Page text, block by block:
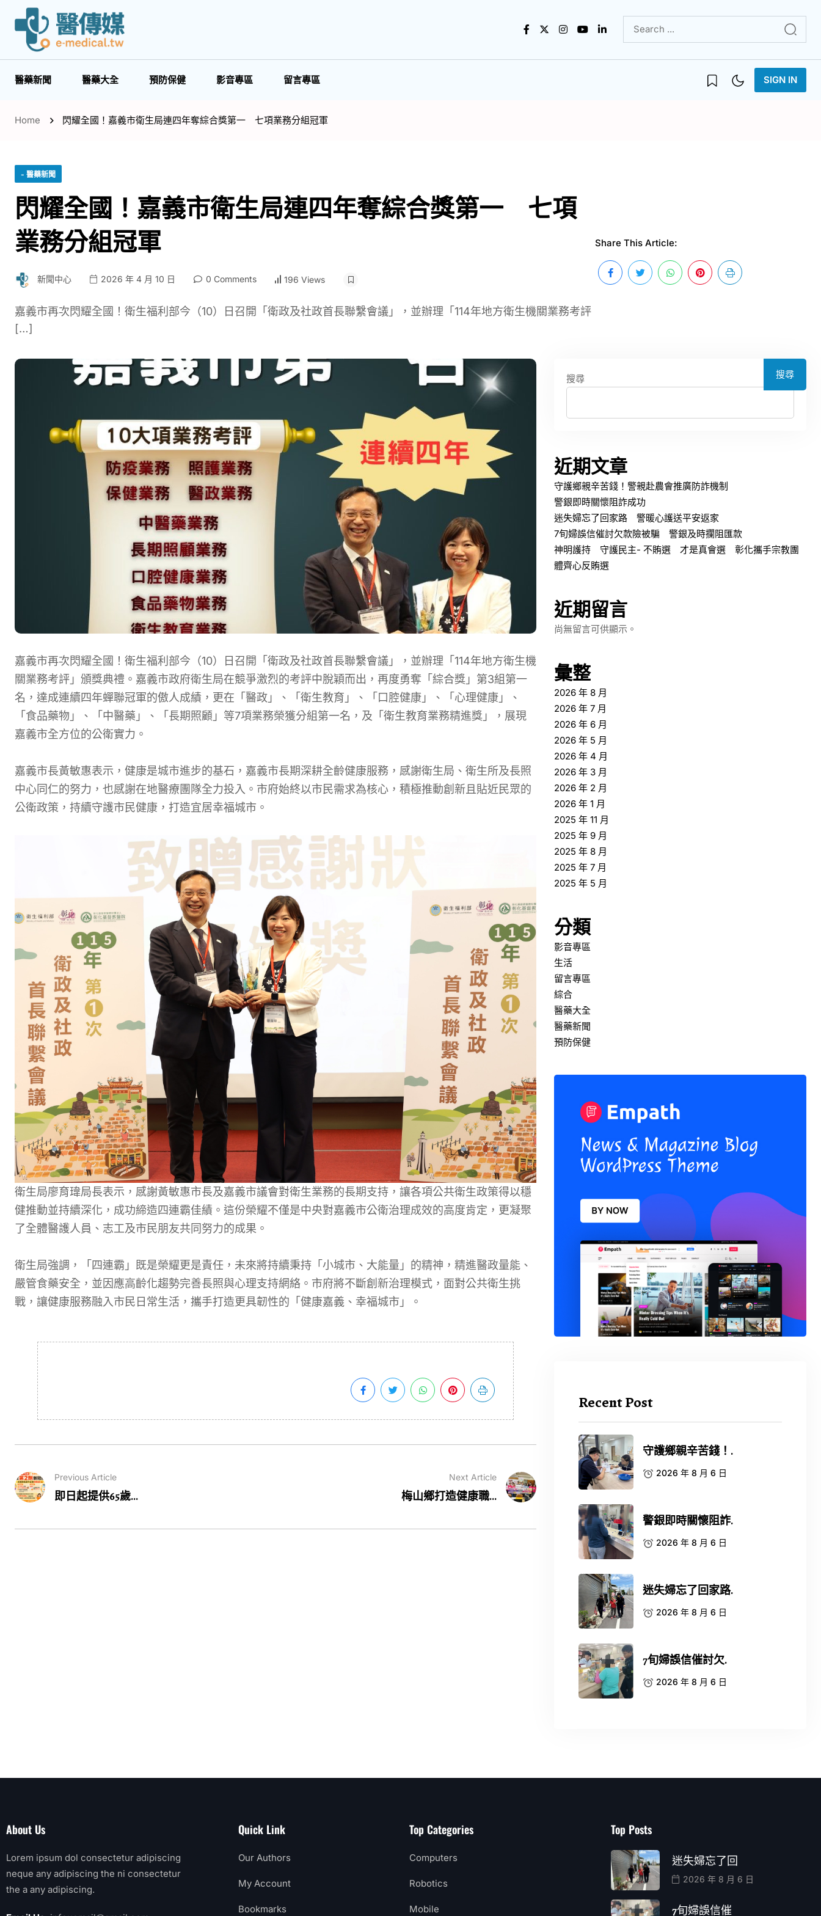
醫藥新聞 醫藥大全 預防保健 影音專區 留言專區 SIGN IN
Home 閃耀全國！嘉義市衛生局連四年奪綜合獎第一 七項業務分組冠軍
- 醫藥新聞
閃耀全國！嘉義市衛生局連四年奪綜合獎第一 七項
業務分組冠軍
新聞中心 2026 年 4 月 10 日 0 Comments 196 Views
嘉義市再次閃耀全國！衛生福利部今（10）日召開「衛政及社政首長聯繫會議」，並辦理「114年地方衛生機關業務考評
[…]
Share This Article:
嘉義市再次閃耀全國！衛生福利部今（10）日召開「衛政及社政首長聯繫會議」，並辦理「114年地方衛生機
關業務考評」頒獎典禮。嘉義市政府衛生局在競爭激烈的考評中脫穎而出，再度勇奪「綜合獎」第3組第一
名，達成連續四年蟬聯冠軍的傲人成績，更在「醫政」、「衛生教育」、「口腔健康」、「心理健康」、
「食品藥物」、「中醫藥」、「長期照顧」等7項業務榮獲分組第一名，及「衛生教育業務精進獎」，展現
嘉義市全方位的公衛實力。
嘉義市長黃敏惠表示，健康是城市進步的基石，嘉義市長期深耕全齡健康服務，感謝衛生局、衛生所及長照
中心同仁的努力，也感謝在地醫療團隊全力投入。市府始終以市民需求為核心，積極推動創新且貼近民眾的
公衛政策，持續守護市民健康，打造宜居幸福城市。
衛生局廖育瑋局長表示，感謝黃敏惠市長及嘉義市議會對衛生業務的長期支持，讓各項公共衛生政策得以穩
健推動並持續深化，成功締造四連霸佳績。這份榮耀不僅是中央對嘉義市公衛治理成效的高度肯定，更凝聚
了全體醫護人員、志工及市民朋友共同努力的成果。
衛生局強調，「四連霸」既是榮耀更是責任，未來將持續秉持「小城市、大能量」的精神，精進醫政量能、
嚴管食藥安全，並因應高齡化趨勢完善長照與心理支持網絡。市府將不斷創新治理模式，面對公共衛生挑
戰，讓健康服務融入市民日常生活，攜手打造更具韌性的「健康嘉義、幸福城市」。
Previous Article
即日起提供65歲...
Next Article
梅山鄉打造健康職...
搜尋 搜尋
近期文章
守護鄉親辛苦錢！警親赴農會推廣防詐機制
警銀即時關懷阻詐成功
迷失婦忘了回家路 警暖心護送平安返家
7旬婦誤信催討欠款險被騙 警銀及時攔阻匯款
神明護持 守護民主- 不賄選 才是真會選 彰化攜手宗教團
體齊心反賄選
近期留言
尚無留言可供顯示。
彙整
2026 年 8 月
2026 年 7 月
2026 年 6 月
2026 年 5 月
2026 年 4 月
2026 年 3 月
2026 年 2 月
2026 年 1 月
2025 年 11 月
2025 年 9 月
2025 年 8 月
2025 年 7 月
2025 年 5 月
分類
影音專區
生活
留言專區
綜合
醫藥大全
醫藥新聞
預防保健
Recent Post
守護鄉親辛苦錢！.
2026 年 8 月 6 日
警銀即時關懷阻詐.
2026 年 8 月 6 日
迷失婦忘了回家路.
2026 年 8 月 6 日
7旬婦誤信催討欠.
2026 年 8 月 6 日
About Us
Lorem ipsum dol consectetur adipiscing
neque any adipiscing the ni consectetur
the a any adipiscing.
Quick Link
Our Authors
My Account
Bookmarks
Top Categories
Computers
Robotics
Mobile
Top Posts
迷失婦忘了回
2026 年 8 月 6 日
7旬婦誤信催